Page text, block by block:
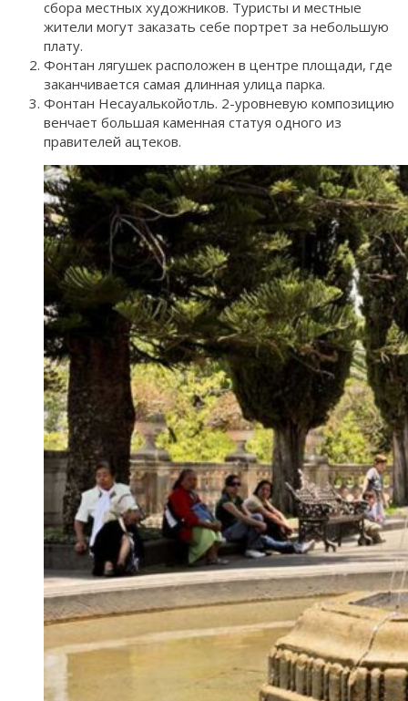
сбора местных художников. Туристы и местные
жители могут заказать себе портрет за небольшую
плату.
Фонтан лягушек расположен в центре площади, где
заканчивается самая длинная улица парка.
Фонтан Несауалькойотль. 2-уровневую композицию
венчает большая каменная статуя одного из
правителей ацтеков.